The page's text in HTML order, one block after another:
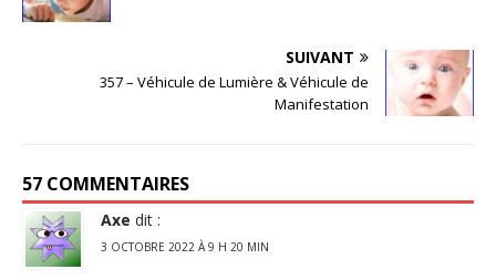
SUIVANT
357 – Véhicule de Lumière & Véhicule de
Manifestation
57 COMMENTAIRES
Axe dit :
3 OCTOBRE 2022 À 9 H 20 MIN